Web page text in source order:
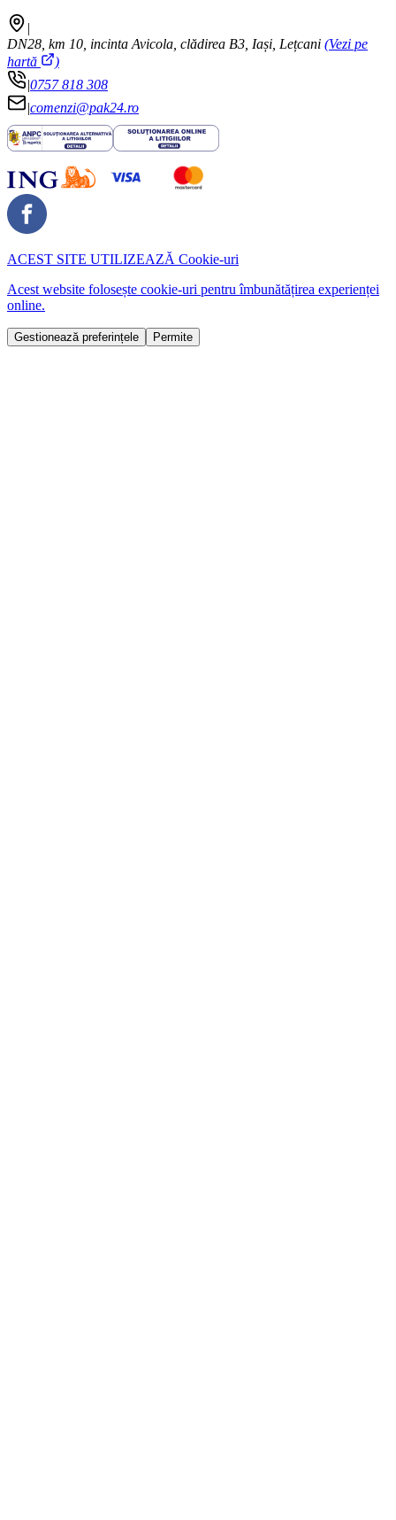
|
DN28, km 10, incinta Avicola, clădirea B3, Iași, Lețcani (Vezi pe
hartă
)
|0757 818 308
|comenzi@pak24.ro
ACEST SITE UTILIZEAZĂ Cookie-uri
Acest website folosește cookie-uri pentru îmbunătățirea experienței
online.
Gestionează preferințele Permite